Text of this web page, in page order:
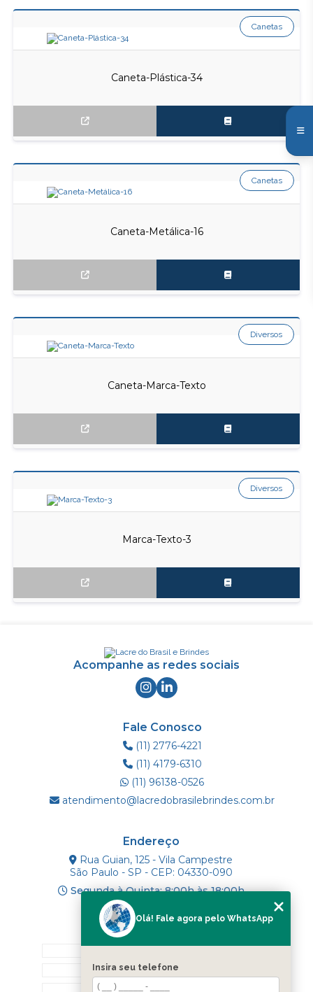
Caneta-Plástica-34
Canetas
Caneta-Metálica-16
Canetas
Caneta-Marca-Texto
Diversos
Marca-Texto-3
Diversos
Acompanhe as redes sociais
Fale Conosco
(11) 2776-4221
(11) 4179-6310
(11) 96138-0526
atendimento@lacredobrasilebrindes.com.br
Endereço
Rua Guian, 125 - Vila Campestre
São Paulo - SP - CEP: 04330-090
Segunda à Quinta: 8:00h às 18:00h
Mapa do Site
SOBRE NÓS
Olá! Fale agora pelo WhatsApp
Insira seu telefone